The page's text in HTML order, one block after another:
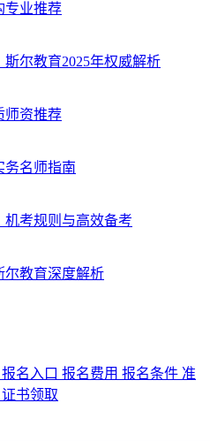
专业推荐
尔教育2025年权威解析
师资推荐
务名师指南
机考规则与高效备考
尔教育深度解析
报名入口 报名费用 报名条件 准
证书领取